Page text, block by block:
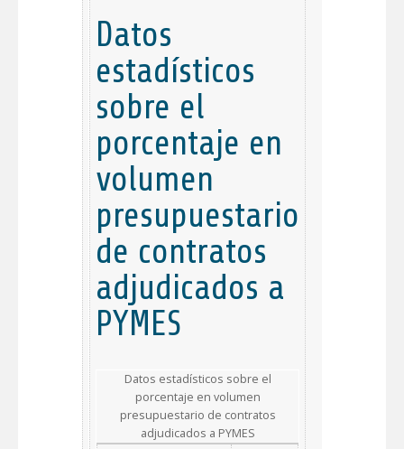
Datos
estadísticos
sobre el
porcentaje en
volumen
presupuestario
de contratos
adjudicados a
PYMES
Datos estadísticos sobre el
porcentaje en volumen
presupuestario de contratos
adjudicados a PYMES